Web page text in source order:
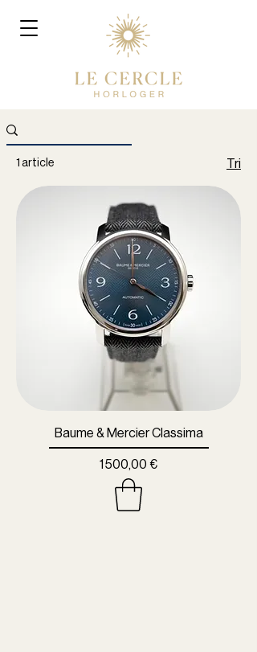
1 article Tri
Baume & Mercier Classima
Prix
1 500,00 €